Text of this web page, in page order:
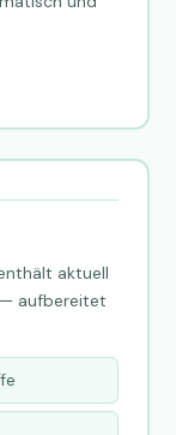
aktuell
— aufbereitet